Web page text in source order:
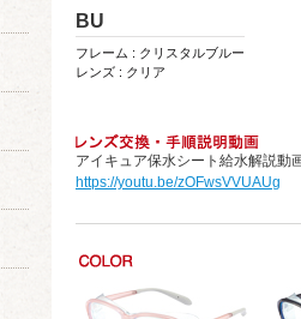
BU
フレーム : クリスタルブルー
レンズ : クリア
アイキュア保水シート給水解説動
https://youtu.be/zOFwsVVUAUg